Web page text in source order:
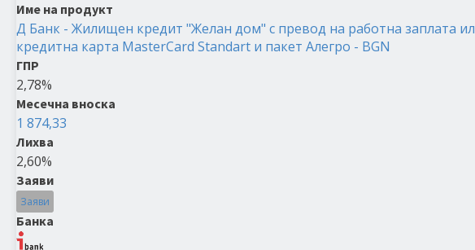
Име на продукт
Д Банк - Жилищен кредит "Желан дом" с превод на работна заплата
кредитна карта MasterCard Standart и пакет Алегро - BGN
ГПР
2,78%
Месечна вноска
1 874,33
Лихва
2,60%
Заяви
Заяви
Банка